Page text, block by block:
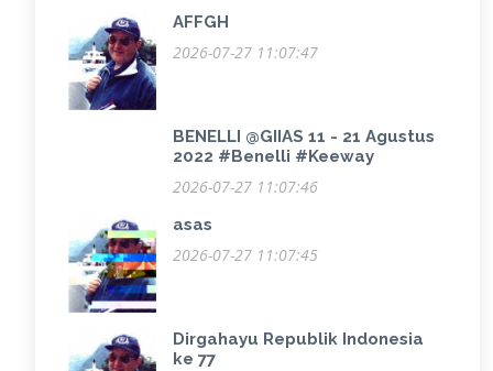
AFFGH
2026-07-27 11:07:47
BENELLI @GIIAS 11 - 21 Agustus
2022 #Benelli #Keeway
2026-07-27 11:07:46
asas
2026-07-27 11:07:45
Dirgahayu Republik Indonesia
ke 77